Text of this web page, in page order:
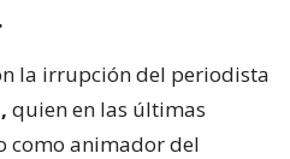
la irrupción del periodista
quien en las últimas
como animador del